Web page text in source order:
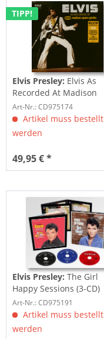
TIPP!
Elvis Presley: Elvis As
Recorded At Madison
Square Garden (3-CD)
Art-Nr.: CD975174
Artikel muss bestellt
werden
49,95 € *
Elvis Presley: The Girl
Happy Sessions (3-CD)
Art-Nr.: CD975191
Artikel muss bestellt
werden